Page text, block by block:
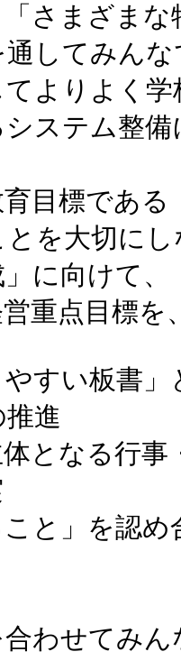
さまざま
してみん
よりよく
ステム整
目標である
を大切に
に向けて、
重点目標を
すい板書」
進
なる行事
と」を認め
わせてみん